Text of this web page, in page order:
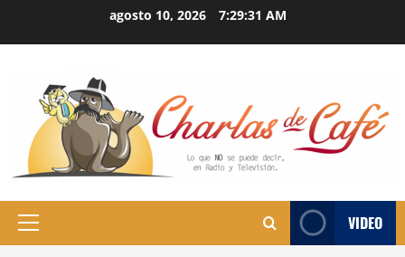
agosto 10, 2026 7:29:32 AM
Primary
VIDEO